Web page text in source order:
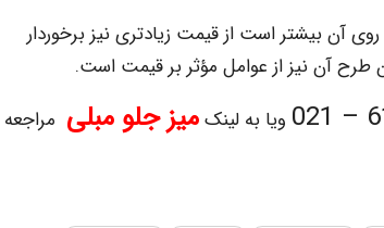
آن بیشتر است از قیمت زیادتری نیز برخوردار
آن نیز از عوامل مؤثر بر قیمت است.
ویا به لینکمیز جلو مبلی مراجعه